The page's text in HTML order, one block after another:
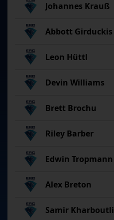
Johannes Krauß
Abbott Girduckis
Leon Hüttl
Devin Williams
Brett Brochu
Riley Barber
Edwin Tropmann
Alex Breton
Samir Kharboutli